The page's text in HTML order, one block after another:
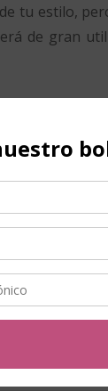
tu estilo,
de gran
No te
Cromática